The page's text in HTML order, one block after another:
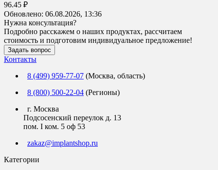
96.45 ₽
Обновлено: 06.08.2026, 13:36
Нужна консультация?
Подробно расскажем о наших продуктах, рассчитаем
стоимость и подготовим индивидуальное предложение!
Задать вопрос
Контакты
8 (499) 959-77-07 (Москва, область)
8 (800) 500-22-04 (Регионы)
г. Москва
Подсосенский переулок д. 13
пом. I ком. 5 оф 53
zakaz@implantshop.ru
Категории